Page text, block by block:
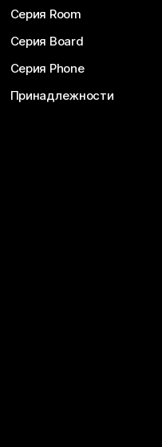
Серия Room
Серия Board
Серия Phone
Принадлежности